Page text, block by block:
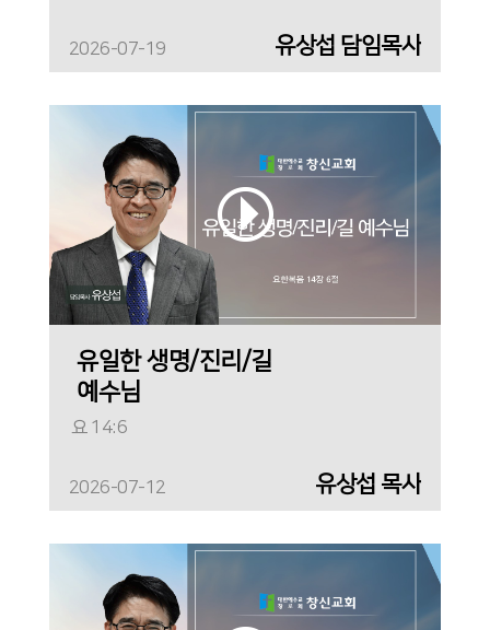
2026-07-19 유상섭 담임목사
유일한 생명/진리/길
예수님
요 14:6
2026-07-12 유상섭 목사